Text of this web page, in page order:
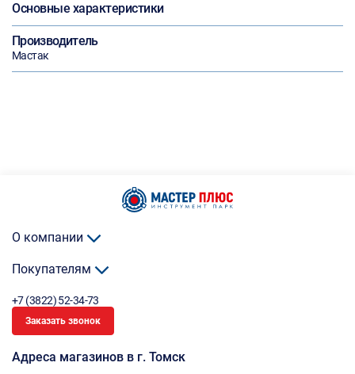
Основные характеристики
Производитель
Мастак
О компании
Покупателям
+7 (3822) 52-34-73
Заказать звонок
Адреса магазинов в г. Томск